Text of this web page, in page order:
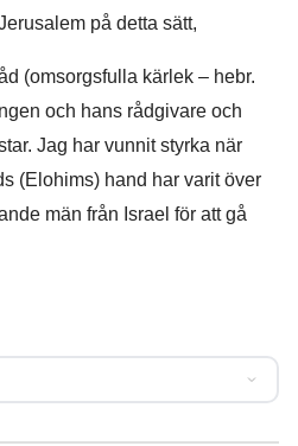
på detta sätt,
(omsorgsfulla kärlek – hebr.
och hans rådgivare och
Jag har vunnit styrka när
(Elohims) hand har varit över
män från Israel för att gå